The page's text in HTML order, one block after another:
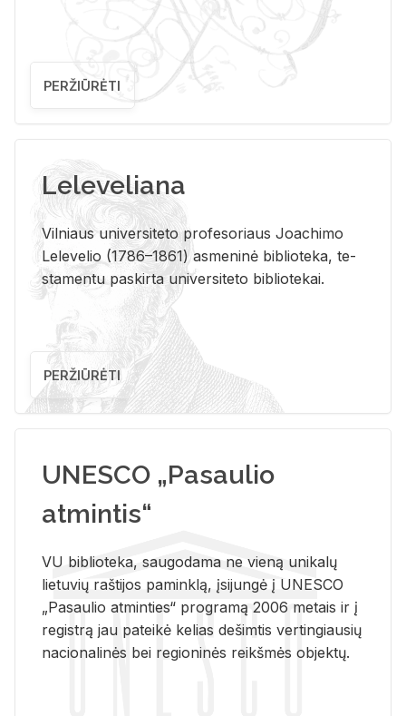
PERŽIŪRĖTI
Leleveliana
Vil­niaus uni­ver­si­te­to pro­fe­so­riaus Jo­a­chi­mo
Le­le­ve­lio (1786–1861) as­me­ni­nė bi­b­lio­te­ka, te­
sta­men­tu pa­skir­ta uni­ver­si­te­to bi­b­lio­te­kai.
PERŽIŪRĖTI
UNESCO „Pasaulio
atmintis“
VU biblioteka, saugodama ne vieną unikalų
lietuvių raštijos paminklą, įsijungė į UNESCO
„Pasaulio atminties“ programą 2006 metais ir į
registrą jau pateikė kelias dešimtis vertingiausių
nacionalinės bei regioninės reikšmės objektų.